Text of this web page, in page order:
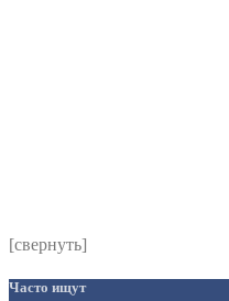
[свернуть]
Часто ищут